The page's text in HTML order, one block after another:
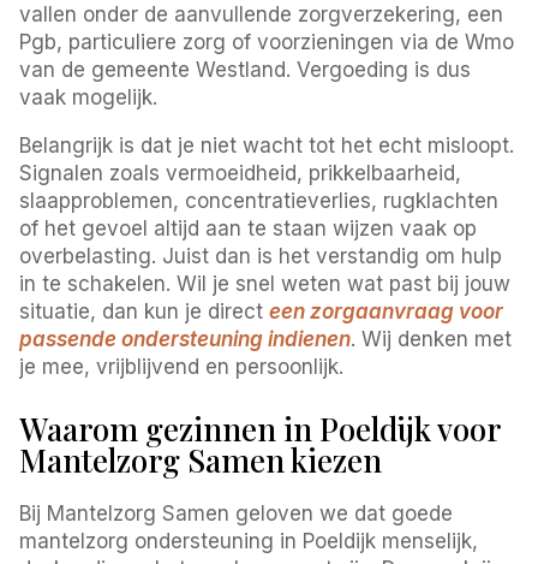
vallen onder de aanvullende zorgverzekering, een
Pgb, particuliere zorg of voorzieningen via de Wmo
van de gemeente Westland. Vergoeding is dus
vaak mogelijk.
Belangrijk is dat je niet wacht tot het echt misloopt.
Signalen zoals vermoeidheid, prikkelbaarheid,
slaapproblemen, concentratieverlies, rugklachten
of het gevoel altijd aan te staan wijzen vaak op
overbelasting. Juist dan is het verstandig om hulp
in te schakelen. Wil je snel weten wat past bij jouw
situatie, dan kun je directeen zorgaanvraag voor
passende ondersteuning indienen. Wij denken met
je mee, vrijblijvend en persoonlijk.
Waarom gezinnen in Poeldijk voor
Mantelzorg Samen kiezen
Bij Mantelzorg Samen geloven we dat goede
mantelzorg ondersteuning in Poeldijk menselijk,